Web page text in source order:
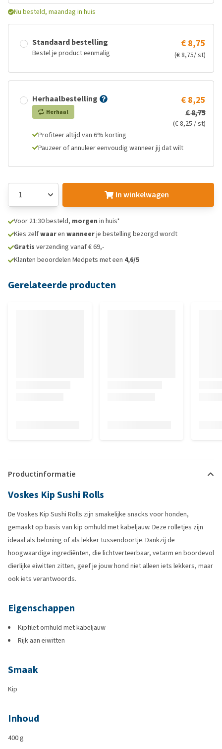
Nu besteld, maandag in huis
Standaard bestelling
Bestel je product eenmalig
€ 8,75
(€ 8,75/ st)
Herhaalbestelling
Herhaal
€ 8,25
€ 8,75
(€ 8,25 / st)
Profiteer altijd van 6% korting
Pauzeer of annuleer eenvoudig wanneer jij dat wilt
In winkelwagen
Voor 21:30 besteld, morgen in huis*
Kies zelfwaaren wanneerje bestelling bezorgd wordt
Gratis verzending vanaf € 69,-
Klanten beoordelen Medpets met een 4,6/5
Gerelateerde producten
Productinformatie
Voskes Kip Sushi Rolls
De Voskes Kip Sushi Rolls zijn smakelijke snacks voor honden,
gemaakt op basis van kip omhuld met kabeljauw. Deze rolletjes zijn
ideaal als beloning of als lekker tussendoortje. Dankzij de
hoogwaardige ingrediënten, die lichtverteerbaar, vetarm en boordevol
dierlijke eiwitten zitten, geef je jouw hond niet alleen iets lekkers, maar
ook iets verantwoords.
Eigenschappen
Kipfilet omhuld met kabeljauw
Rijk aan eiwitten
Smaak
Kip
Inhoud
400 g